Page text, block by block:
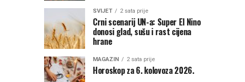
SVIJET 2 sata prije
Crni scenarij UN-a: Super El Nino
donosi glad, sušu i rast cijena
hrane
MAGAZIN 2 sata prije
Horoskop za 6. kolovoza 2026.